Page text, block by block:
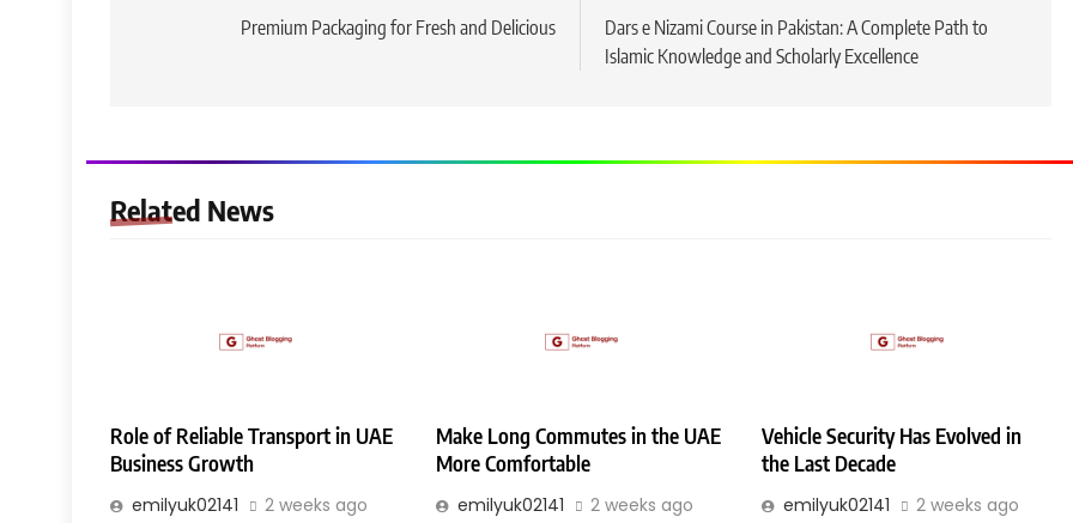
navigationPremium Packaging for Fresh and Delicious
Dars e Nizami Course in Pakistan: A Complete Path to
Islamic Knowledge and Scholarly Excellence
Related News
Role of Reliable Transport in UAE
Business Growth
emilyuk02141 2 weeks ago
Make Long Commutes in the UAE
More Comfortable
emilyuk02141 2 weeks ago
Vehicle Security Has Evolved in
the Last Decade
emilyuk02141 2 weeks ago
8